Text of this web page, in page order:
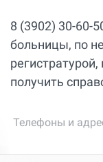
8 (3902) 30-60-
больницы, по
получить
Телефоны и